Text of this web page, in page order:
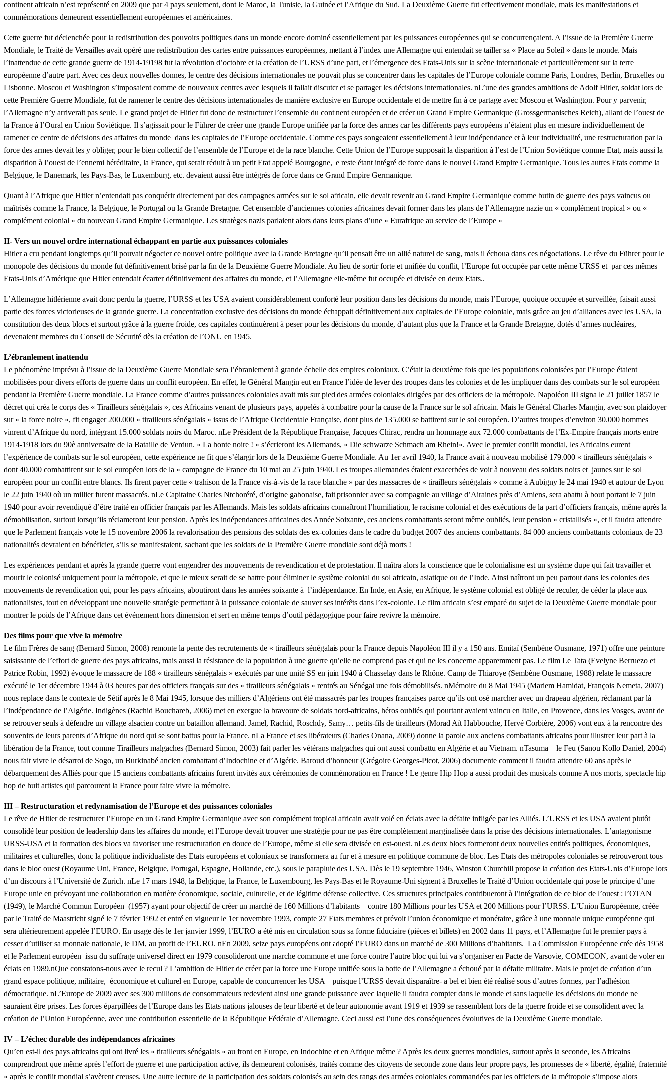
continent africain n’est représenté en 2009 que par 4 pays seulement, dont le Maroc, la Tunisie, la Guinée et l’Afrique du Sud. La Deuxième Guerre fut effectivement mondiale, mais les manifestations et
commémorations demeurent essentiellement européennes et américaines.
Cette guerre fut déclenchée pour la redistribution des pouvoirs politiques dans un monde encore dominé essentiellement par les puissances européennes qui se concurrençaient. A l’issue de la Première Guerre
Mondiale, le Traité de Versailles avait opéré une redistribution des cartes entre puissances européennes, mettant à l’index une Allemagne qui entendait se tailler sa « Place au Soleil » dans le monde. Mais
l’inattendue de cette grande guerre de 1914-19198 fut la révolution d’octobre et la création de l’URSS d’une part, et l’émergence des Etats-Unis sur la scène internationale et particulièrement sur la terre
européenne d’autre part. Avec ces deux nouvelles donnes, le centre des décisions internationales ne pouvait plus se concentrer dans les capitales de l’Europe coloniale comme Paris, Londres, Berlin, Bruxelles ou
Lisbonne. Moscou et Washington s’imposaient comme de nouveaux centres avec lesquels il fallait discuter et se partager les décisions internationales. nL’une des grandes ambitions de Adolf Hitler, soldat lors de
cette Première Guerre Mondiale, fut de ramener le centre des décisions internationales de manière exclusive en Europe occidentale et de mettre fin à ce partage avec Moscou et Washington. Pour y parvenir,
l’Allemagne n’y arriverait pas seule. Le grand projet de Hitler fut donc de restructurer l’ensemble du continent européen et de créer un Grand Empire Germanique (Grossgermanisches Reich), allant de l’ouest de
la France à l’Oural en Union Soviétique. Il s’agissait pour le Führer de créer une grande Europe unifiée par la force des armes car les différents pays européens n’étaient plus en mesure individuellement de
ramener ce centre de décisions des affaires du monde dans les capitales de l’Europe occidentale. Comme ces pays songeaient essentiellement à leur indépendance et à leur individualité, une restructuration par la
force des armes devait les y obliger, pour le bien collectif de l’ensemble de l’Europe et de la race blanche. Cette Union de l’Europe supposait la disparition à l’est de l’Union Soviétique comme Etat, mais aussi la
disparition à l’ouest de l’ennemi héréditaire, la France, qui serait réduit à un petit Etat appelé Bourgogne, le reste étant intégré de force dans le nouvel Grand Empire Germanique. Tous les autres Etats comme la
Belgique, le Danemark, les Pays-Bas, le Luxemburg, etc. devaient aussi être intégrés de force dans ce Grand Empire Germanique.
Quant à l’Afrique que Hitler n’entendait pas conquérir directement par des campagnes armées sur le sol africain, elle devait revenir au Grand Empire Germanique comme butin de guerre des pays vaincus ou
maîtrisés comme la France, la Belgique, le Portugal ou la Grande Bretagne. Cet ensemble d’anciennes colonies africaines devait former dans les plans de l’Allemagne nazie un « complément tropical » ou «
complément colonial » du nouveau Grand Empire Germanique. Les stratèges nazis parlaient alors dans leurs plans d’une « Eurafrique au service de l’Europe »
II- Vers un nouvel ordre international échappant en partie aux puissances coloniales
Hitler a cru pendant longtemps qu’il pouvait négocier ce nouvel ordre politique avec la Grande Bretagne qu’il pensait être un allié naturel de sang, mais il échoua dans ces négociations. Le rêve du Führer pour le
monopole des décisions du monde fut définitivement brisé par la fin de la Deuxième Guerre Mondiale. Au lieu de sortir forte et unifiée du conflit, l’Europe fut occupée par cette même URSS et par ces mêmes
Etats-Unis d’Amérique que Hitler entendait écarter définitivement des affaires du monde, et l’Allemagne elle-même fut occupée et divisée en deux Etats..
L’Allemagne hitlérienne avait donc perdu la guerre, l’URSS et les USA avaient considérablement conforté leur position dans les décisions du monde, mais l’Europe, quoique occupée et surveillée, faisait aussi
partie des forces victorieuses de la grande guerre. La concentration exclusive des décisions du monde échappait définitivement aux capitales de l’Europe coloniale, mais grâce au jeu d’alliances avec les USA, la
constitution des deux blocs et surtout grâce à la guerre froide, ces capitales continuèrent à peser pour les décisions du monde, d’autant plus que la France et la Grande Bretagne, dotés d’armes nucléaires,
devenaient membres du Conseil de Sécurité dès la création de l’ONU en 1945.
L’ébranlement inattendu
Le phénomène imprévu à l’issue de la Deuxième Guerre Mondiale sera l’ébranlement à grande échelle des empires coloniaux. C’était la deuxième fois que les populations colonisées par l’Europe étaient
mobilisées pour divers efforts de guerre dans un conflit européen. En effet, le Général Mangin eut en France l’idée de lever des troupes dans les colonies et de les impliquer dans des combats sur le sol européen
pendant la Première Guerre mondiale. La France comme d’autres puissances coloniales avait mis sur pied des armées coloniales dirigées par des officiers de la métropole. Napoléon III signa le 21 juillet 1857 le
décret qui créa le corps des « Tirailleurs sénégalais », ces Africains venant de plusieurs pays, appelés à combattre pour la cause de la France sur le sol africain. Mais le Général Charles Mangin, avec son plaidoyer
sur « la force noire », fit engager 200.000 « tirailleurs sénégalais » issus de l’Afrique Occidentale Française, dont plus de 135.000 se battirent sur le sol européen. D’autres troupes d’environ 30.000 hommes
vinrent d’Afrique du nord, intégrant 15.000 soldats noirs du Maroc. nLe Président de la République Française, Jacques Chirac, rendra un hommage aux 72.000 combattants de l’Ex-Empire français morts entre
1914-1918 lors du 90è anniversaire de la Bataille de Verdun. « La honte noire ! » s’écrieront les Allemands, « Die schwarze Schmach am Rhein!». Avec le premier conflit mondial, les Africains eurent
l’expérience de combats sur le sol européen, cette expérience ne fit que s’élargir lors de la Deuxième Guerre Mondiale. Au 1er avril 1940, la France avait à nouveau mobilisé 179.000 « tirailleurs sénégalais »
dont 40.000 combattirent sur le sol européen lors de la « campagne de France du 10 mai au 25 juin 1940. Les troupes allemandes étaient exacerbées de voir à nouveau des soldats noirs et jaunes sur le sol
européen pour un conflit entre blancs. Ils firent payer cette « trahison de la France vis-à-vis de la race blanche » par des massacres de « tirailleurs sénégalais » comme à Aubigny le 24 mai 1940 et autour de Lyon
le 22 juin 1940 où un millier furent massacrés. nLe Capitaine Charles Ntchoréré, d’origine gabonaise, fait prisonnier avec sa compagnie au village d’Airaines près d’Amiens, sera abattu à bout portant le 7 juin
1940 pour avoir revendiqué d’être traité en officier français par les Allemands. Mais les soldats africains connaîtront l’humiliation, le racisme colonial et des exécutions de la part d’officiers français, même après la
démobilisation, surtout lorsqu’ils réclameront leur pension. Après les indépendances africaines des Année Soixante, ces anciens combattants seront même oubliés, leur pension « cristallisés », et il faudra attendre
que le Parlement français vote le 15 novembre 2006 la revalorisation des pensions des soldats des ex-colonies dans le cadre du budget 2007 des anciens combattants. 84 000 anciens combattants coloniaux de 23
nationalités devraient en bénéficier, s’ils se manifestaient, sachant que les soldats de la Première Guerre mondiale sont déjà morts !
Les expériences pendant et après la grande guerre vont engendrer des mouvements de revendication et de protestation. Il naîtra alors la conscience que le colonialisme est un système dupe qui fait travailler et
mourir le colonisé uniquement pour la métropole, et que le mieux serait de se battre pour éliminer le système colonial du sol africain, asiatique ou de l’Inde. Ainsi naîtront un peu partout dans les colonies des
mouvements de revendication qui, pour les pays africains, aboutiront dans les années soixante à l’indépendance. En Inde, en Asie, en Afrique, le système colonial est obligé de reculer, de céder la place aux
nationalistes, tout en développant une nouvelle stratégie permettant à la puissance coloniale de sauver ses intérêts dans l’ex-colonie. Le film africain s’est emparé du sujet de la Deuxième Guerre mondiale pour
montrer le poids de l’Afrique dans cet événement hors dimension et sert en même temps d’outil pédagogique pour faire revivre la mémoire.
Des films pour que vive la mémoire
Le film Frères de sang (Bernard Simon, 2008) remonte la pente des recrutements de « tirailleurs sénégalais pour la France depuis Napoléon III il y a 150 ans. Emitaï (Sembène Ousmane, 1971) offre une peinture
saisissante de l’effort de guerre des pays africains, mais aussi la résistance de la population à une guerre qu’elle ne comprend pas et qui ne les concerne apparemment pas. Le film Le Tata (Evelyne Berruezo et
Patrice Robin, 1992) évoque le massacre de 188 « tirailleurs sénégalais » exécutés par une unité SS en juin 1940 à Chasselay dans le Rhône. Camp de Thiaroye (Sembène Ousmane, 1988) relate le massacre
exécuté le 1er décembre 1944 à 03 heures par des officiers français sur des « tirailleurs sénégalais » rentrés au Sénégal une fois démobilisés. nMémoire du 8 Mai 1945 (Mariem Hamidat, François Nemeta, 2007)
nous replace dans le contexte de Sétif après le 8 Mai 1945, lorsque des milliers d’Algériens ont été massacrés par les troupes françaises parce qu’ils ont osé marcher avec un drapeau algérien, réclamant par là
l’indépendance de l’Algérie. Indigènes (Rachid Bouchareb, 2006) met en exergue la bravoure de soldats nord-africains, héros oubliés qui pourtant avaient vaincu en Italie, en Provence, dans les Vosges, avant de
se retrouver seuls à défendre un village alsacien contre un bataillon allemand. Jamel, Rachid, Roschdy, Samy… petits-fils de tirailleurs (Morad Aït Habbouche, Hervé Corbière, 2006) vont eux à la rencontre des
souvenirs de leurs parents d’Afrique du nord qui se sont battus pour la France. nLa France et ses libérateurs (Charles Onana, 2009) donne la parole aux anciens combattants africains pour illustrer leur part à la
libération de la France, tout comme Tirailleurs malgaches (Bernard Simon, 2003) fait parler les vétérans malgaches qui ont aussi combattu en Algérie et au Vietnam. nTasuma – le Feu (Sanou Kollo Daniel, 2004)
nous fait vivre le désarroi de Sogo, un Burkinabé ancien combattant d’Indochine et d’Algérie. Baroud d’honneur (Grégoire Georges-Picot, 2006) documente comment il faudra attendre 60 ans après le
débarquement des Alliés pour que 15 anciens combattants africains furent invités aux cérémonies de commémoration en France ! Le genre Hip Hop a aussi produit des musicals comme A nos morts, spectacle hip
hop de huit artistes qui parcourent la France pour faire vivre la mémoire.
III – Restructuration et redynamisation de l’Europe et des puissances coloniales
Le rêve de Hitler de restructurer l’Europe en un Grand Empire Germanique avec son complément tropical africain avait volé en éclats avec la défaite infligée par les Alliés. L’URSS et les USA avaient plutôt
consolidé leur position de leadership dans les affaires du monde, et l’Europe devait trouver une stratégie pour ne pas être complètement marginalisée dans la prise des décisions internationales. L’antagonisme
URSS-USA et la formation des blocs va favoriser une restructuration en douce de l’Europe, même si elle sera divisée en est-ouest. nLes deux blocs formeront deux nouvelles entités politiques, économiques,
militaires et culturelles, donc la politique individualiste des Etats européens et coloniaux se transformera au fur et à mesure en politique commune de bloc. Les Etats des métropoles coloniales se retrouveront tous
dans le bloc ouest (Royaume Uni, France, Belgique, Portugal, Espagne, Hollande, etc.), sous le parapluie des USA. Dès le 19 septembre 1946, Winston Churchill propose la création des Etats-Unis d’Europe lors
d’un discours à l’Université de Zurich. nLe 17 mars 1948, la Belgique, la France, le Luxembourg, les Pays-Bas et le Royaume-Uni signent à Bruxelles le Traité d’Union occidentale qui pose le principe d’une
Europe unie en prévoyant une collaboration en matière économique, sociale, culturelle, et de légitime défense collective. Ces structures principales contribueront à l’intégration de ce bloc de l’ouest : l’OTAN
(1949), le Marché Commun Européen (1957) ayant pour objectif de créer un marché de 160 Millions d’habitants – contre 180 Millions pour les USA et 200 Millions pour l’URSS. L’Union Européenne, créée
par le Traité de Maastricht signé le 7 février 1992 et entré en vigueur le 1er novembre 1993, compte 27 Etats membres et prévoit l’union économique et monétaire, grâce à une monnaie unique européenne qui
sera ultérieurement appelée l’EURO. En usage dès le 1er janvier 1999, l’EURO a été mis en circulation sous sa forme fiduciaire (pièces et billets) en 2002 dans 11 pays, et l’Allemagne fut le premier pays à
cesser d’utiliser sa monnaie nationale, le DM, au profit de l’EURO. nEn 2009, seize pays européens ont adopté l’EURO dans un marché de 300 Millions d’habitants. La Commission Européenne crée dès 1958
et le Parlement européen issu du suffrage universel direct en 1979 consolideront une marche commune et une force contre l’autre bloc qui lui va s’organiser en Pacte de Varsovie, COMECON, avant de voler en
éclats en 1989.nQue constatons-nous avec le recul ? L’ambition de Hitler de créer par la force une Europe unifiée sous la botte de l’Allemagne a échoué par la défaite militaire. Mais le projet de création d’un
grand espace politique, militaire, économique et culturel en Europe, capable de concurrencer les USA – puisque l’URSS devait disparaître- a bel et bien été réalisé sous d’autres formes, par l’adhésion
démocratique. nL’Europe de 2009 avec ses 300 millions de consommateurs redevient ainsi une grande puissance avec laquelle il faudra compter dans le monde et sans laquelle les décisions du monde ne
sauraient être prises. Les forces éparpillées de l’Europe dans les Etats nations jalouses de leur liberté et de leur autonomie avant 1919 et 1939 se rassemblent lors de la guerre froide et se consolident avec la
création de l’Union Européenne, avec une contribution essentielle de la République Fédérale d’Allemagne. Ceci aussi est l’une des conséquences évolutives de la Deuxième Guerre mondiale.
IV – L’échec durable des indépendances africaines
Qu’en est-il des pays africains qui ont livré les « tirailleurs sénégalais » au front en Europe, en Indochine et en Afrique même ? Après les deux guerres mondiales, surtout après la seconde, les Africains
comprendront que même après l’effort de guerre et une participation active, ils demeurent colonisés, traités comme des citoyens de seconde zone dans leur propre pays, les promesses de « liberté, égalité, fraternité
» après le conflit mondial s’avèrent creuses. Une autre lecture de la participation des soldats colonisés au sein des rangs des armées coloniales commandées par les officiers de la métropole s’impose alors